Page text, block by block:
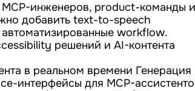
инженеров, product-команды и
добавить text-to-speech
автоматизированные workflow.
решений и AI-контента
в реальном времени Генерация
интерфейсы для MCP-